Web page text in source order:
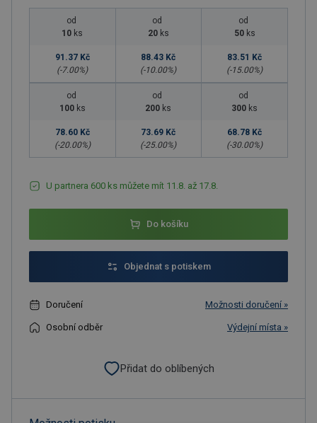
od
10 ks
91.37 Kč
(-7.00%)
od
20 ks
88.43 Kč
(-10.00%)
od
50 ks
83.51 Kč
(-15.00%)
od
100 ks
78.60 Kč
(-20.00%)
od
200 ks
73.69 Kč
(-25.00%)
od
300 ks
68.78 Kč
(-30.00%)
U partnera 600 ks můžete mít 11.8. až 17.8.
Do košíku
Objednat s potiskem
Doručení Možnosti doručení »
Osobní odběr Výdejní místa »
Přidat do oblíbených